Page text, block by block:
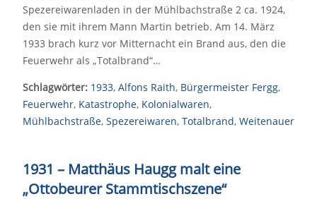
Spezereiwarenladen in der Mühlbachstraße 2 ca. 1924,
den sie mit ihrem Mann Martin betrieb. Am 14. März
1933 brach kurz vor Mitternacht ein Brand aus, den die
Feuerwehr als „Totalbrand“…
Schlagwörter: 1933, Alfons Raith, Bürgermeister Fergg,
Feuerwehr, Katastrophe, Kolonialwaren,
Mühlbachstraße, Spezereiwaren, Totalbrand, Weitenauer
1931 – Matthäus Haugg malt eine
„Ottobeurer Stammtischszene“